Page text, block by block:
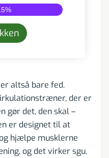
%
altså bare fed.
der er
gør det, den skal –
er designet til at
hjælpe musklerne
og det virker sgu.